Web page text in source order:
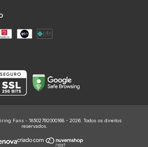
Fans - 18502792000168 - 2026. Todos os direitos
reservados.